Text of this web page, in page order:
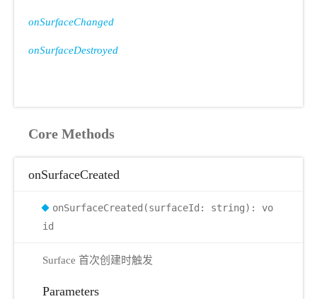
onSurfaceChanged
onSurfaceDestroyed
Core Methods
onSurfaceCreated
onSurfaceCreated(surfaceId: string): vo
id
Surface 首次创建时触发
Parameters